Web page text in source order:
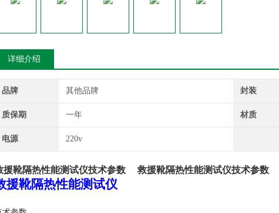
详细介绍
品牌 其他品牌 封装
质保期 一年 材质
电源 220v
援靴隔热性能测试仪技术参数 救援靴隔热性能测试仪技术参数
援靴隔热性能测试仪